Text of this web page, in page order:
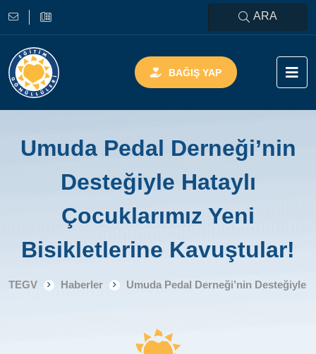
ARA
BAĞIŞ YAP
Umuda Pedal Derneği’nin
Desteğiyle Hataylı
Çocuklarımız Yeni
Bisikletlerine Kavuştular!
TEGV Haberler Umuda Pedal Derneği’nin Desteğiyle